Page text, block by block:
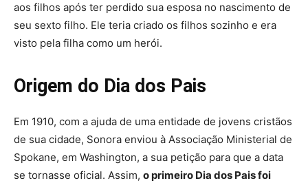
aos filhos após ter perdido sua esposa no nascimento de
seu sexto filho. Ele teria criado os filhos sozinho e era
visto pela filha como um herói.
Origem do Dia dos Pais
Em 1910, com a ajuda de uma entidade de jovens cristãos
de sua cidade, Sonora enviou à Associação Ministerial de
Spokane, em Washington, a sua petição para que a data
se tornasse oficial. Assim, o primeiro Dia dos Pais foi